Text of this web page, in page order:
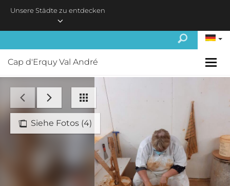
Unsere Städte zu entdecken
Cap d'Erquy Val André
Siehe Fotos (4)